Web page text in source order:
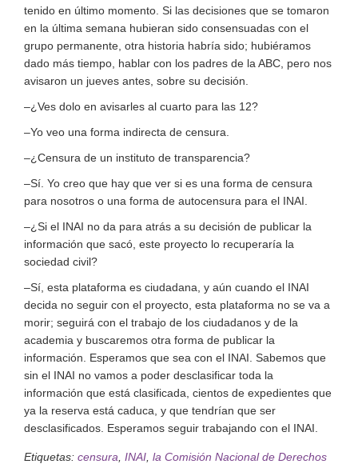
tenido en último momento. Si las decisiones que se tomaron
en la última semana hubieran sido consensuadas con el
grupo permanente, otra historia habría sido; hubiéramos
dado más tiempo, hablar con los padres de la ABC, pero nos
avisaron un jueves antes, sobre su decisión.
–¿Ves dolo en avisarles al cuarto para las 12?
–Yo veo una forma indirecta de censura.
–¿Censura de un instituto de transparencia?
–Sí. Yo creo que hay que ver si es una forma de censura
para nosotros o una forma de autocensura para el INAI.
–¿Si el INAI no da para atrás a su decisión de publicar la
información que sacó, este proyecto lo recuperaría la
sociedad civil?
–Sí, esta plataforma es ciudadana, y aún cuando el INAI
decida no seguir con el proyecto, esta plataforma no se va a
morir; seguirá con el trabajo de los ciudadanos y de la
academia y buscaremos otra forma de publicar la
información. Esperamos que sea con el INAI. Sabemos que
sin el INAI no vamos a poder desclasificar toda la
información que está clasificada, cientos de expedientes que
ya la reserva está caduca, y que tendrían que ser
desclasificados. Esperamos seguir trabajando con el INAI.
Etiquetas: censura INAI la Comisión Nacional de Derechos